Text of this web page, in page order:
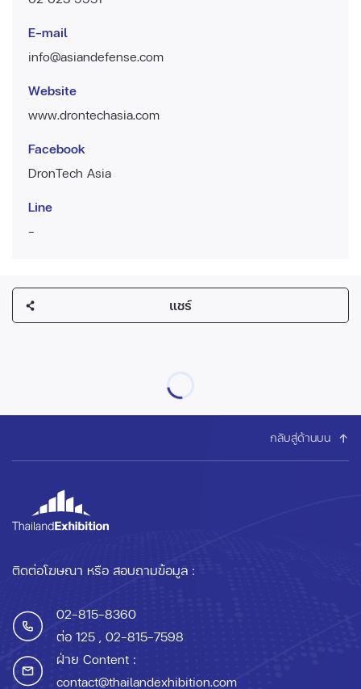
E-mail
info@asiandefense.com
Website
www.drontechasia.com
Facebook
DronTech Asia
Line
-
แชร์
กลับสู่ด้านบน
ติดต่อโฆษณา หรือ สอบถามข้อมูล :
02-815-8360
ต่อ 125 , 02-815-7598
ฝ่าย Content :
contact@thailandexhibition.com